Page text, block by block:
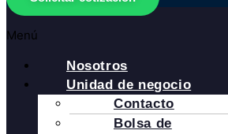
Menú
Nosotros
Unidad de negocio
Contacto
Bolsa de